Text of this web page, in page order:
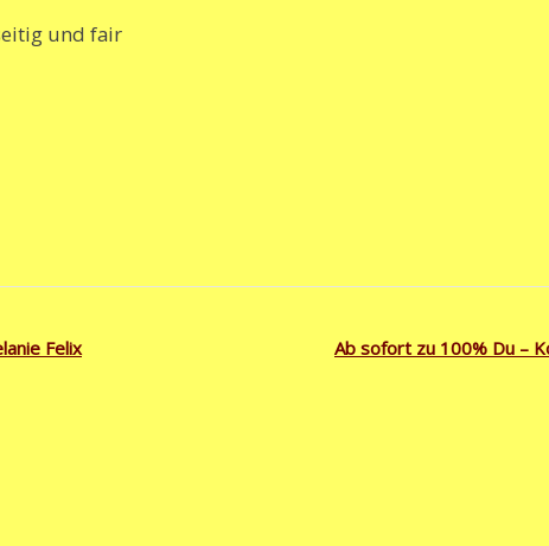
und fair
Felix Ab sofort zu 100% Du –